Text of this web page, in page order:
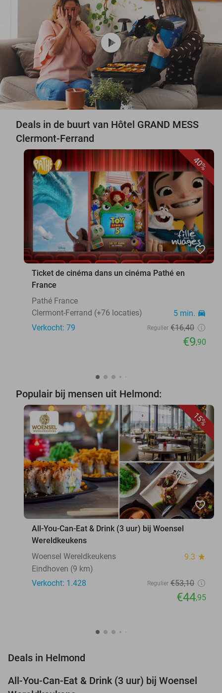
play_circle
Deals in de buurt van Hôtel GRAND MESS
Clermont-Ferrand
40%
favorite_border
Ticket de cinéma dans un cinéma Pathé en
France
Pathé France
Clermont-Ferrand (+76 locaties)
5 min. directions_car
Verkocht: 79 Regulier €16,40
€9,90
Populair bij mensen uit Helmond:
15%
favorite_border
All-You-Can-Eat & Drink (3 uur) bij Woensel
Wereldkeukens
Woensel Wereldkeukens
9.3 star
Eindhoven (9 km)
Verkocht: 1.428
Regulier €53,10
€44,95
Deals in Helmond
15%
All-You-Can-Eat & Drink (3 uur) bij Woensel